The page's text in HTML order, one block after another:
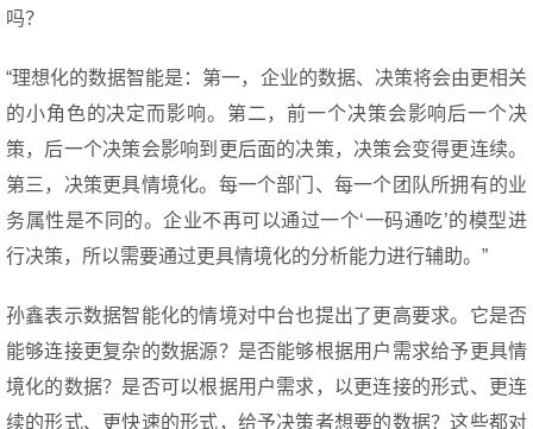
吗？
“理想化的数据智能是：第一，企业的数据、决策将会由更相关
的小角色的决定而影响。第二，前一个决策会影响后一个决
策，后一个决策会影响到更后面的决策，决策会变得更连续。
第三，决策更具情境化。每一个部门、每一个团队所拥有的业
务属性是不同的。企业不再可以通过一个‘一码通吃’的模型进
行决策，所以需要通过更具情境化的分析能力进行辅助。”
孙鑫表示数据智能化的情境对中台也提出了更高要求。它是否
能够连接更复杂的数据源？是否能够根据用户需求给予更具情
境化的数据？是否可以根据用户需求，以更连接的形式、更连
续的形式、更快速的形式，给予决策者想要的数据？这些都对